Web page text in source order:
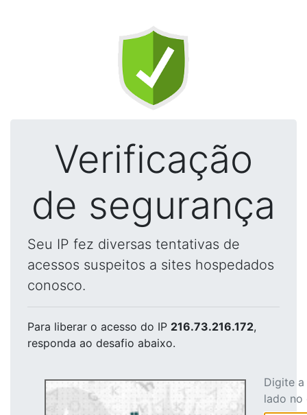
Verificação
de segurança
Seu IP fez diversas tentativas de
acessos suspeitos a sites hospedados
conosco.
Para liberar o acesso do IP 216.73.216.172,
responda ao desafio abaixo.
Digite
lado no